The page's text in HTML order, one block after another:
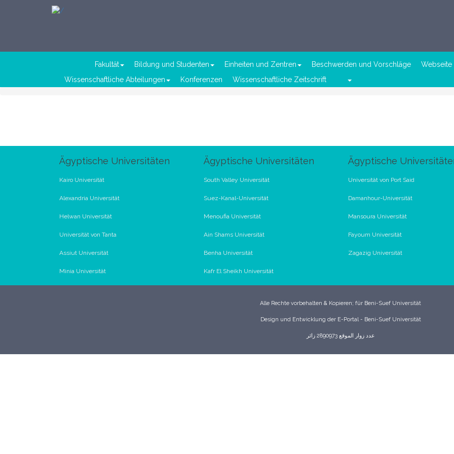
Fakultät Bildung und Studenten Einheiten und Zentren Beschwerden und Vorschläge Webseite
Wissenschaftliche Abteilungen
Konferenzen Wissenschaftliche Zeitschrift
Ägyptische Universitäten
Kairo Universität
Alexandria Universität
Helwan Universität
Universität von Tanta
Assiut Universität
Minia Universität
Ägyptische Universitäten
South Valley Universität
Suez-Kanal-Universität
Menoufia Universität
Ain Shams Universität
Benha Universität
Kafr El Sheikh Universität
Ägyptische
Universität von Port Said
Damanhour-Universität
Mansoura Universität
Fayoum Universität
Zagazig Universität
Alle Rechte vorbehalten & Kopieren; für Beni-Suef Universität
Design und Entwicklung der E-Portal - Beni-Suef Universität
عدد زوار الموقع 2890973 زائر